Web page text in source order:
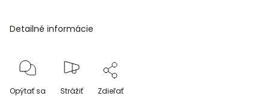
Detailné informácie
Opýtať sa Strážiť Zdieľať